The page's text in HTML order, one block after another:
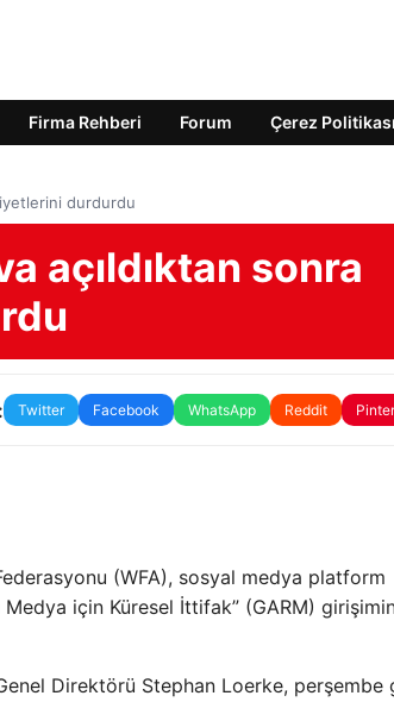
Firma Rehberi Forum Çerez Politikası
durdurdu
açıldıktan sonra
Twitter Facebook WhatsApp Reddit
(WFA), sosyal medya platform
için Küresel İttifak” (GARM)
Direktörü Stephan Loerke, perşembe